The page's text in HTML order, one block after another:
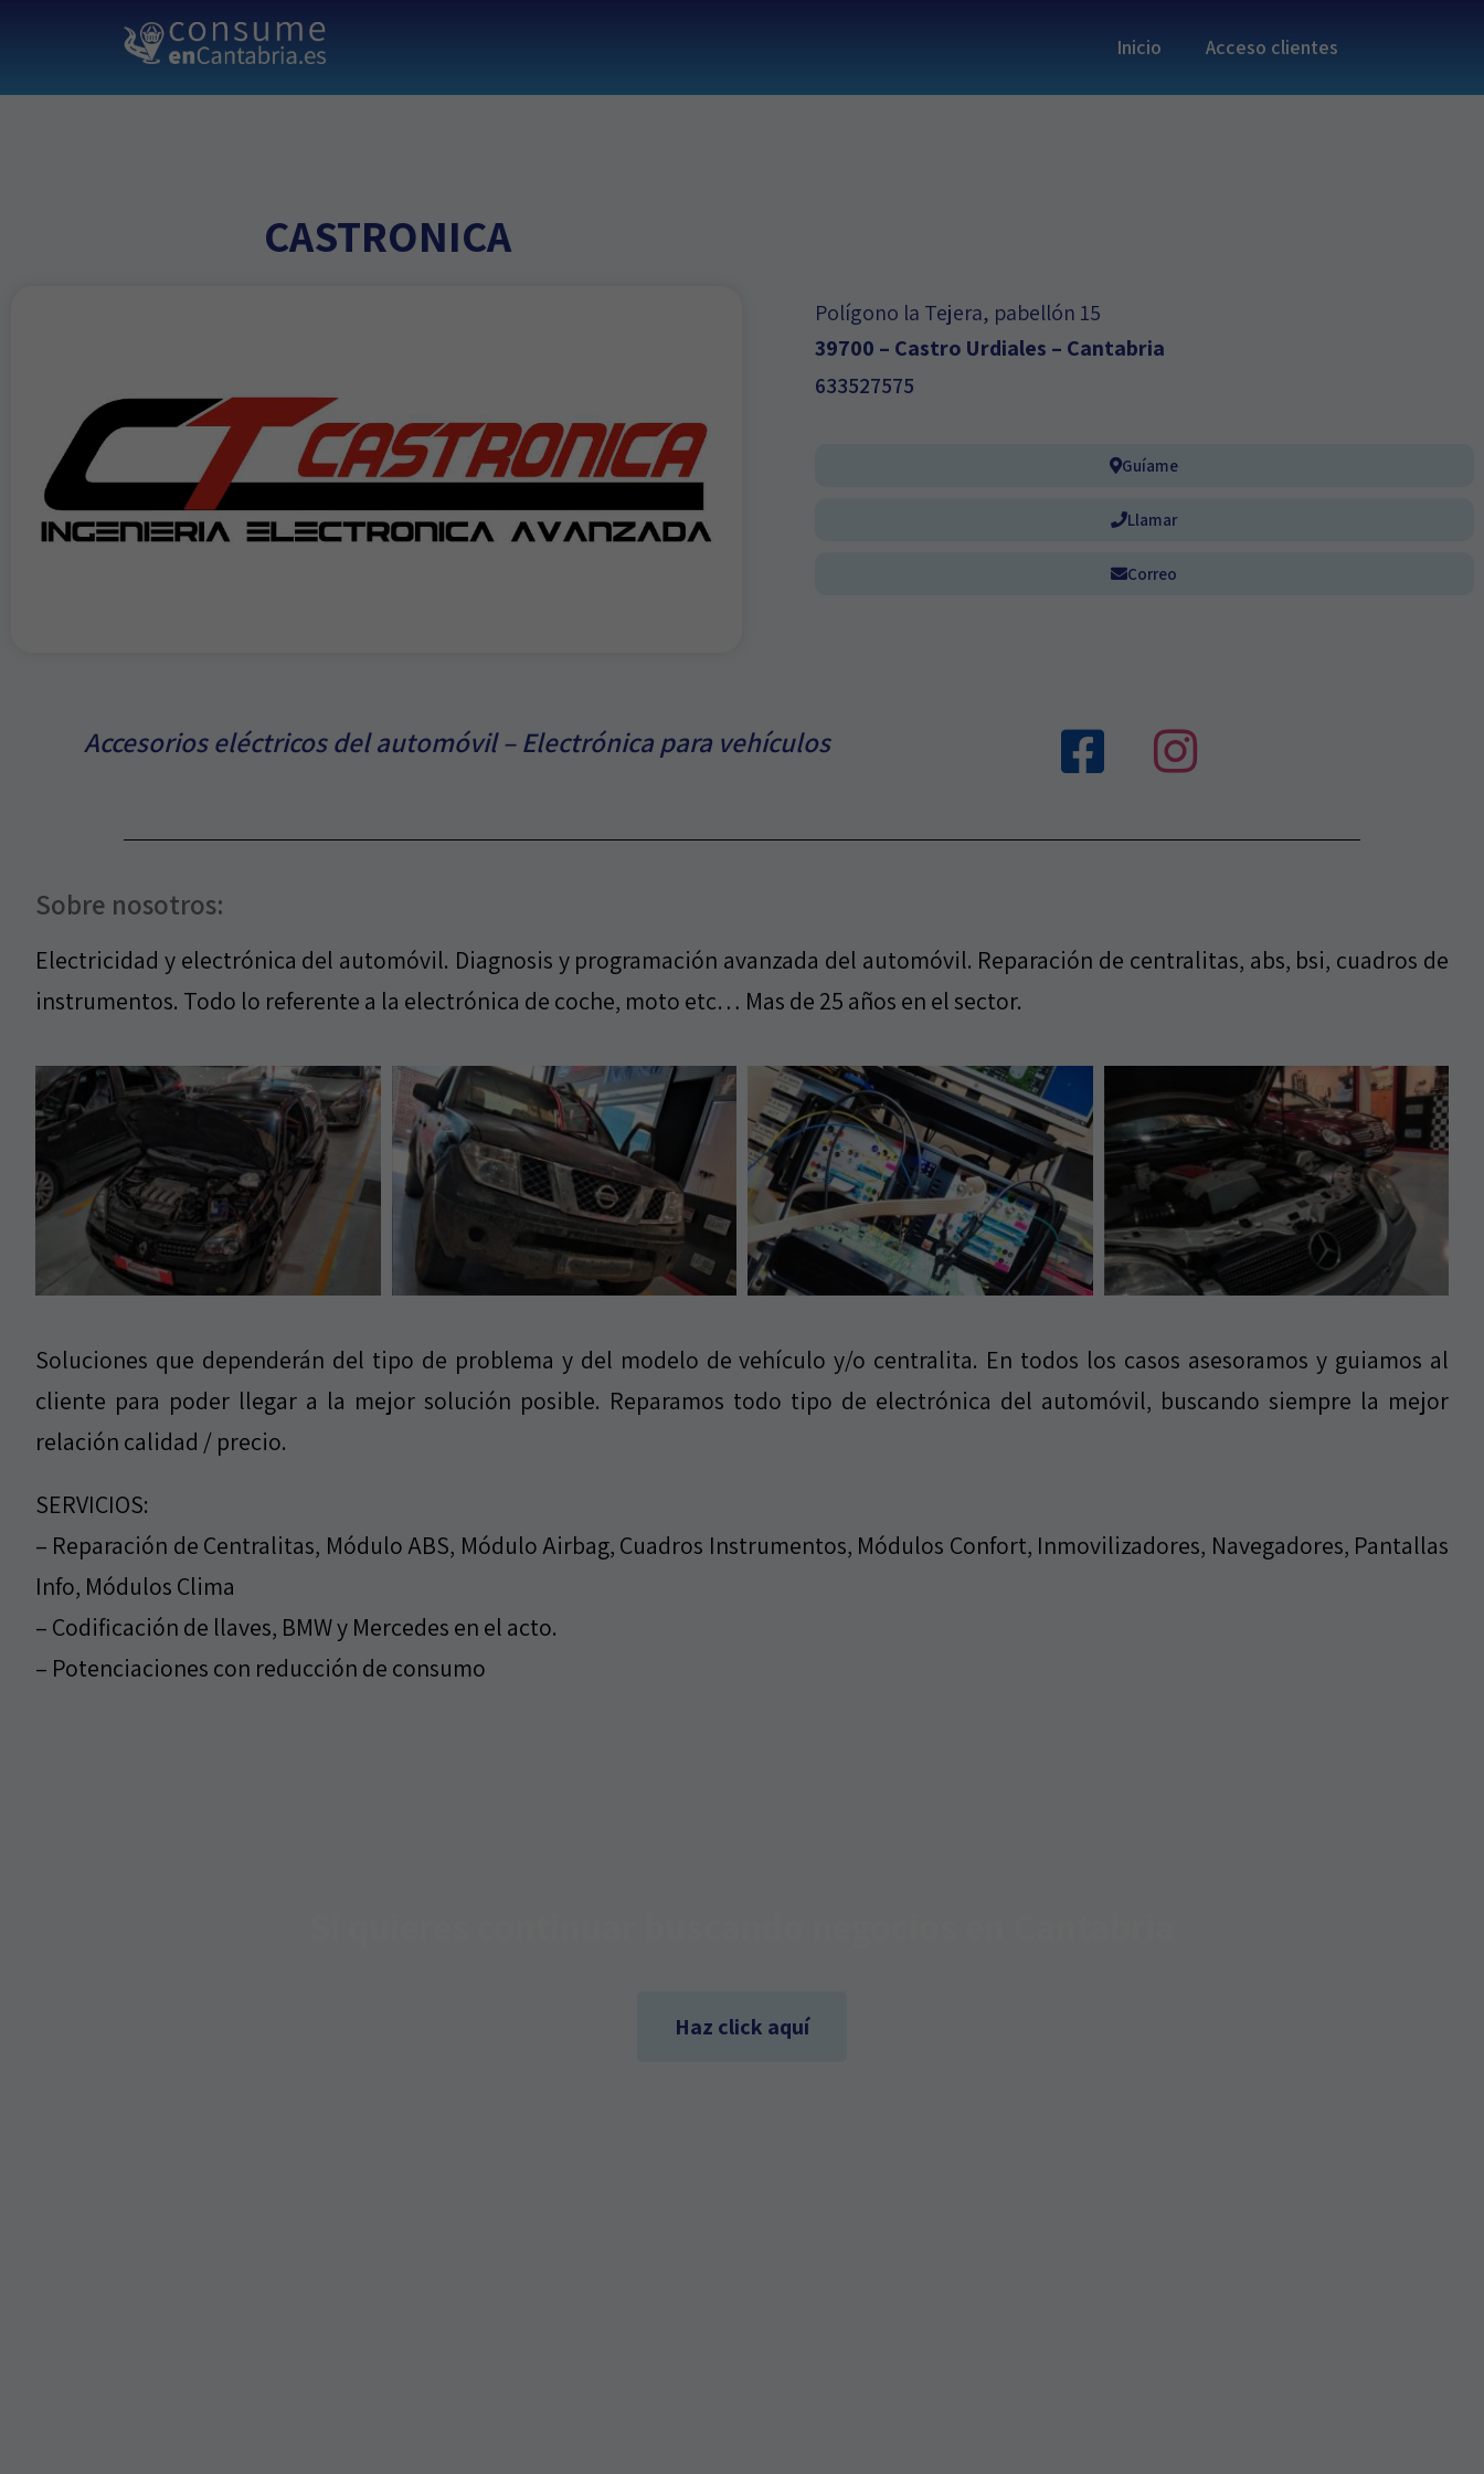
Inicio Acceso clientes
CASTRONICA
Polígono la Tejera, pabellón 15
39700 – Castro Urdiales – Cantabria
633527575
Guíame
Llamar
Correo
Accesorios eléctricos del automóvil – Electrónica para vehículos
Sobre nosotros:
Electricidad y electrónica del automóvil. Diagnosis y programación avanzada del automóvil. Reparación de centralitas, abs, bsi, cuadros de
instrumentos. Todo lo referente a la electrónica de coche, moto etc… Mas de 25 años en el sector.
Soluciones que dependerán del tipo de problema y del modelo de vehículo y/o centralita. En todos los casos asesoramos y guiamos al
cliente para poder llegar a la mejor solución posible. Reparamos todo tipo de electrónica del automóvil, buscando siempre la mejor
relación calidad / precio.
SERVICIOS:
– Reparación de Centralitas, Módulo ABS, Módulo Airbag, Cuadros Instrumentos, Módulos Confort, Inmovilizadores, Navegadores, Pantallas
Info, Módulos Clima
– Codificación de llaves, BMW y Mercedes en el acto.
– Potenciaciones con reducción de consumo
Haz click aquí